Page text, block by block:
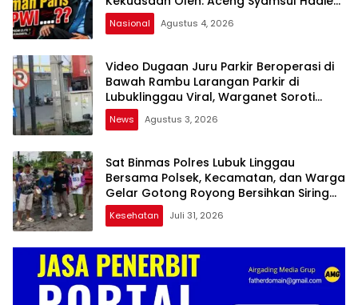
(ASH)”
Nasional Agustus 4, 2026
Video Dugaan Juru Parkir Beroperasi di
Bawah Rambu Larangan Parkir di
Lubuklinggau Viral, Warganet Soroti
Dugaan Pelanggaran
News Agustus 3, 2026
Sat Binmas Polres Lubuk Linggau
Bersama Polsek, Kecamatan, dan Warga
Gelar Gotong Royong Bersihkan Siring
Agung
Kesehatan Juli 31, 2026